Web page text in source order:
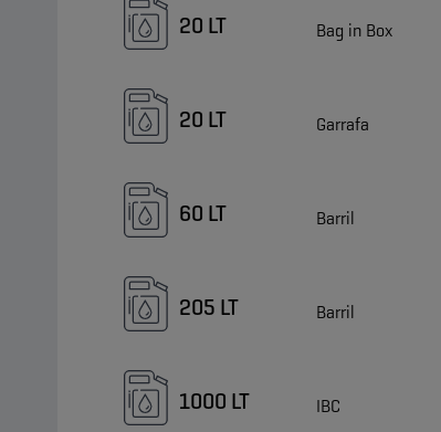
20 LT Bag in Box
20 LT Garrafa
60 LT Barril
205 LT Barril
1000 LT IBC